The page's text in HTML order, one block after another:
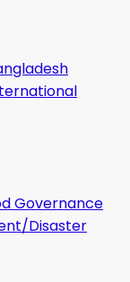
Governance
Disaster